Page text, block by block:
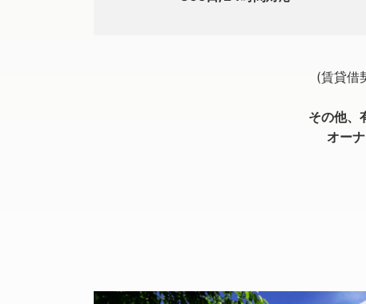
(賃貸借
その他、
オー